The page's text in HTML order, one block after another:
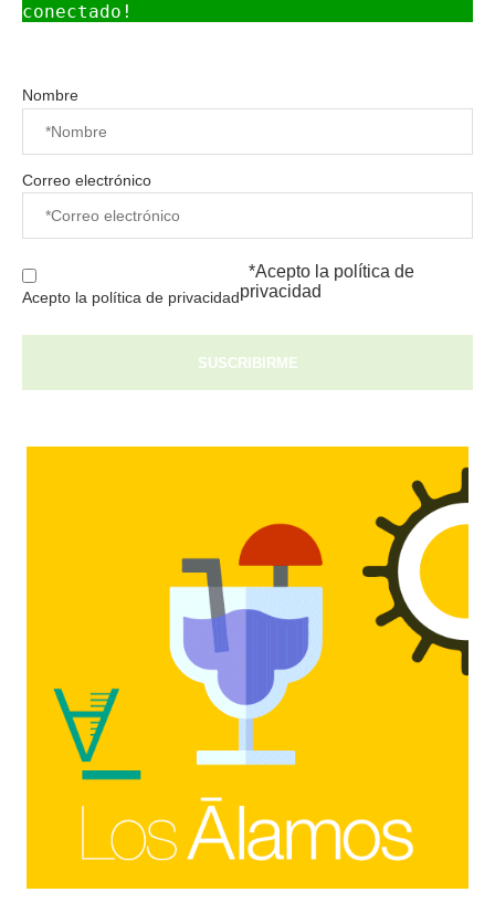
conectado!
Nombre
Correo electrónico
Acepto la política de privacidad
*Acepto la política de
privacidad